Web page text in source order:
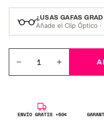
¿USAS GAFAS
Añade el Clip Óptico ·
ENVÍO GRATIS +60€